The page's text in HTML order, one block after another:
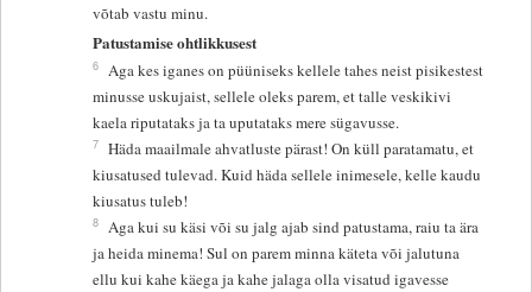
võtab vastu minu.
Patustamise ohtlikkusest
6 Aga kes iganes on püüniseks kellele tahes neist pisikestest
minusse uskujaist, sellele oleks parem, et talle veskikivi
kaela riputataks ja ta uputataks mere sügavusse.
7 Häda maailmale ahvatluste pärast! On küll paratamatu, et
kiusatused tulevad. Kuid häda sellele inimesele, kelle kaudu
kiusatus tuleb!
8 Aga kui su käsi või su jalg ajab sind patustama, raiu ta ära
ja heida minema! Sul on parem minna käteta või jalutuna
ellu kui kahe käega ja kahe jalaga olla visatud igavesse